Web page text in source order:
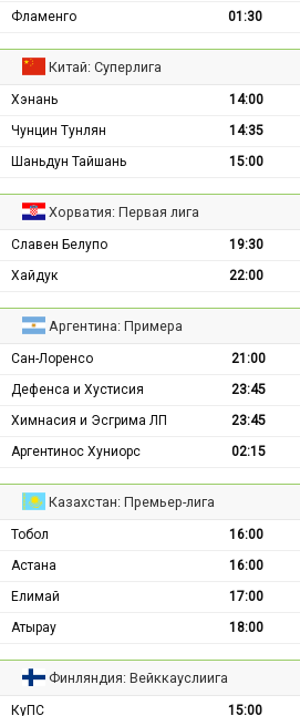
Фламенго
01:30
Китай: Суперлига
Хэнань 14:00
Чунцин Тунлян
14:35
Шаньдун Тайшань
15:00
Хорватия: Первая лига
Славен Белупо 19:30
Хайдук
22:00
Аргентина: Примера
Сан-Лоренсо 21:00
Дефенса и Хустисия
23:45
Химнасия и Эсгрима ЛП
23:45
Аргентинос Хуниорс
02:15
Казахстан: Премьер-лига
Тобол 16:00
Астана
16:00
Елимай
17:00
Атырау
18:00
Финляндия: Вейккауслиига
КуПС 15:00